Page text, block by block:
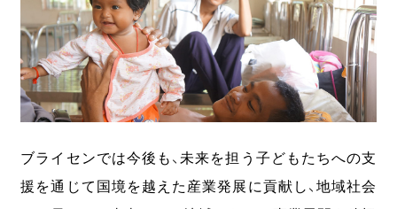
ブライセンでは今後も、未来を担う子どもたちへの支
援を通じて国境を越えた産業発展に貢献し、地域社会